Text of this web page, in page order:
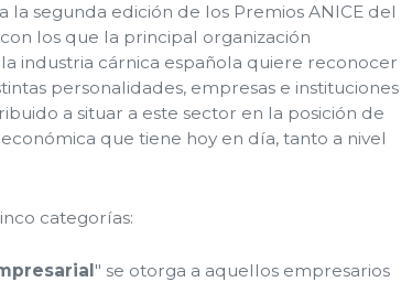
la segunda edición de los Premios ANICE del
los que la principal organización
industria cárnica española quiere reconocer
personalidades, empresas e instituciones
a situar a este sector en la posición de
que tiene hoy en día, tanto a nivel
categorías:
" se otorga a aquellos empresarios